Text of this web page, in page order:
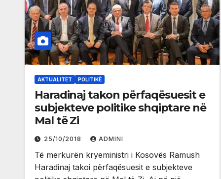
AKTUALITET POLITIKË
Haradinaj takon përfaqësuesit e
subjekteve politike shqiptare në
Mal të Zi
25/10/2018 ADMINI
Të merkurën kryeministri i Kosovës Ramush
Haradinaj takoi përfaqësuesit e subjekteve